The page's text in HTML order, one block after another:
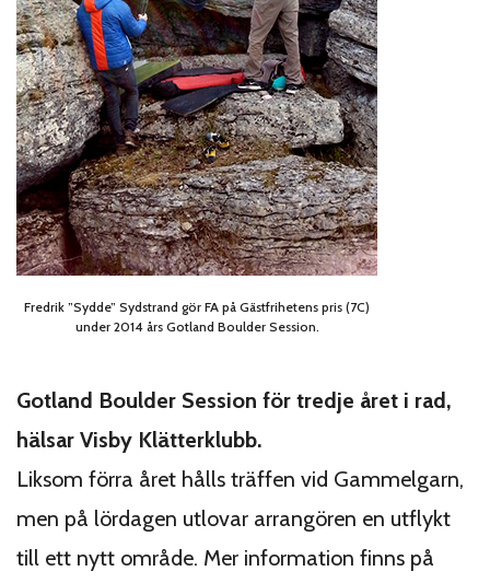
Fredrik ”Sydde” Sydstrand gör FA på Gästfrihetens pris (7C)
under 2014 års Gotland Boulder Session.
Gotland Boulder Session för tredje året i rad,
hälsar Visby Klätterklubb.
Liksom förra året hålls träffen vid Gammelgarn,
men på lördagen utlovar arrangören en utflykt
till ett nytt område. Mer information finns på